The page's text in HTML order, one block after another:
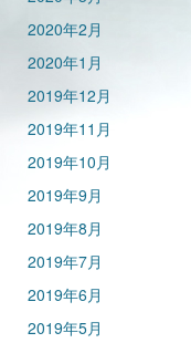
2020年2月
2020年1月
2019年12月
2019年11月
2019年10月
2019年9月
2019年8月
2019年7月
2019年6月
2019年5月